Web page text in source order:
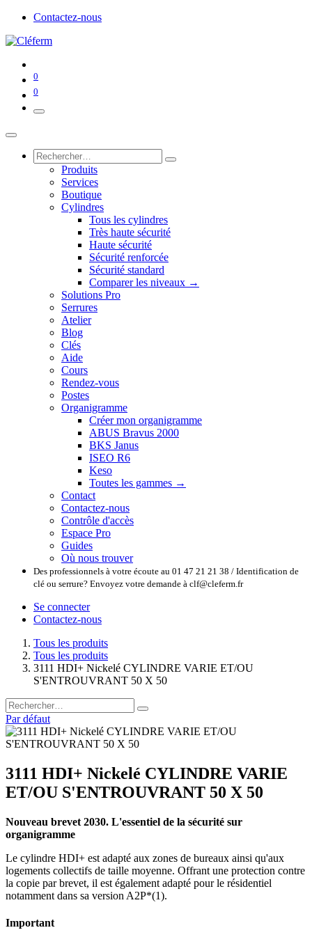
Contactez-nous
0
0
Produits
Services
Boutique
Cylindres
Tous les cylindres
Très haute sécurité
Haute sécurité
Sécurité renforcée
Sécurité standard
Comparer les niveaux →
Solutions Pro
Serrures
Atelier
Blog
Clés
Aide
Cours
Rendez-vous
Postes
Organigramme
Créer mon organigramme
ABUS Bravus 2000
BKS Janus
ISEO R6
Keso
Toutes les gammes →
Contact
Contactez-nous
Contrôle d'accès
Espace Pro
Guides
Où nous trouver
Des professionnels à votre écoute au 01 47 21 21 38 / Identification de
clé ou serrure? Envoyez votre demande à clf@cleferm.fr
Se connecter
Contactez-nous
Tous les produits
Tous les produits
3111 HDI+ Nickelé CYLINDRE VARIE ET/OU
S'ENTROUVRANT 50 X 50
Par défaut
3111 HDI+ Nickelé CYLINDRE VARIE
ET/OU S'ENTROUVRANT 50 X 50
Nouveau brevet 2030. L'essentiel de la sécurité sur
organigramme
Le cylindre HDI+ est adapté aux zones de bureaux ainsi qu'aux
logements collectifs de taille moyenne. Offrant une protection contre
la copie par brevet, il est également adapté pour le résidentiel
notamment dans sa version A2P*(1).
Important